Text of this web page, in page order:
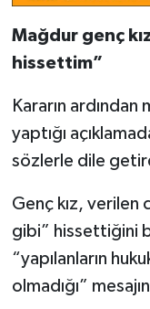
Mağdur genç
hissettim”
Kararın
yaptığı
sözlerle dile
Genç kız, verilen
gibi” hissettiğini
“yapılanların
olmadığı”